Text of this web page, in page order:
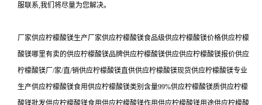
服联系,我们将尽量为您解决。
厂家供应柠檬酸镁生产厂家供应柠檬酸镁食品级供应柠檬酸镁价格供应柠檬
酸镁哪里有卖的供应柠檬酸镁品牌供应柠檬酸镁供应供应柠檬酸镁报价供应
柠檬酸镁厂/家/直/销供应柠檬酸镁直供供应柠檬酸镁现货供应柠檬酸镁专业
生产供应柠檬酸镁食用供应柠檬酸镁类别含量99%供应柠檬酸镁质供应柠檬
酸镁批发供应柠檬酸镁食用供应柠檬酸镁作用供应柠檬酸镁用途供应柠檬酸